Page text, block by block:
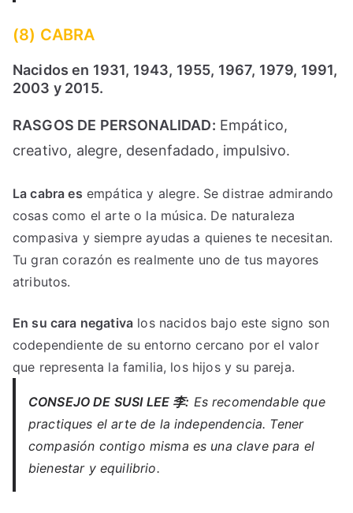
(8) CABRA
Nacidos en 1931, 1943, 1955, 1967, 1979, 1991,
2003 y 2015.
RASGOS DE PERSONALIDAD: Empático,
creativo, alegre, desenfadado, impulsivo.
La cabra es empática y alegre. Se distrae admirando
cosas como el arte o la música. De naturaleza
compasiva y siempre ayudas a quienes te necesitan.
Tu gran corazón es realmente uno de tus mayores
atributos.
En su cara negativa los nacidos bajo este signo son
codependiente de su entorno cercano por el valor
que representa la familia, los hijos y su pareja.
CONSEJO DE SUSI LEE 李: Es recomendable que
practiques el arte de la independencia. Tener
compasión contigo misma es una clave para el
bienestar y equilibrio.